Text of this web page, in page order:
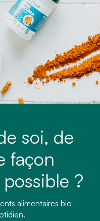
soi, de
façon
?
alimentaires bio